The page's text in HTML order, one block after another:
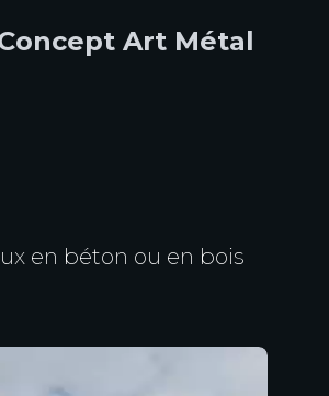
Art Métal
en béton ou en bois